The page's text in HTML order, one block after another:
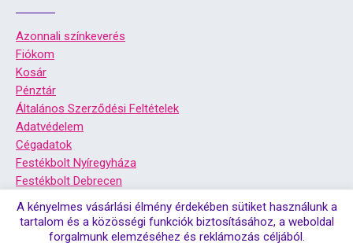
Azonnali színkeverés
Fiókom
Kosár
Pénztár
Általános Szerződési Feltételek
Adatvédelem
Cégadatok
Festékbolt Nyíregyháza
Festékbolt Debrecen
A kényelmes vásárlási élmény érdekében sütiket használunk a
tartalom és a közösségi funkciók biztosításához, a weboldal
forgalmunk elemzéséhez és reklámozás céljából.